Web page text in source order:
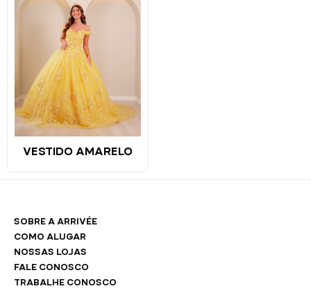
VESTIDO AMARELO
SOBRE A ARRIVÉE
COMO ALUGAR
NOSSAS LOJAS
FALE CONOSCO
TRABALHE CONOSCO